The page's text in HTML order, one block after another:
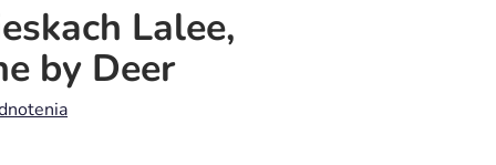
Lalee,
by Deer